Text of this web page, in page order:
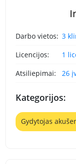
Darbo vietos: 3
Licencijos:
1
Atsiliepimai:
26
Kategorijos:
Gydytojas